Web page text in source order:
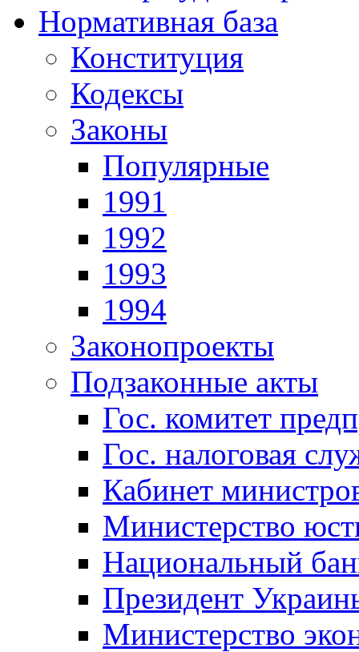
Нормативная база
Конституция
Кодексы
Законы
Популярные
1991
1992
1993
1994
Законопроекты
Подзаконные акты
Гос. комитет
Гос. налоговая
Кабинет
Министерство
Национальный
Президент
Министерство